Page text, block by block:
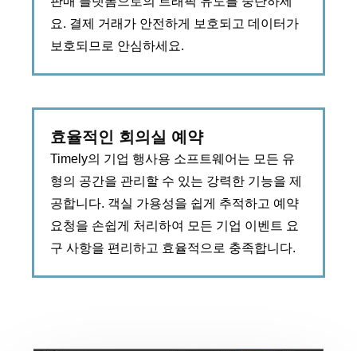
요. 결제 거래가 안전하게 보호되고 데이터가
보호되므로 안심하세요.
효율적인 회의실 예약
Timely의 기업 행사용 소프트웨어는 모든 유
형의 공간을 관리할 수 있는 강력한 기능을 제
공합니다. 객실 가용성을 쉽게 추적하고 예약
요청을 손쉽게 처리하여 모든 기업 이벤트 요
구 사항을 편리하고 효율적으로 충족합니다.